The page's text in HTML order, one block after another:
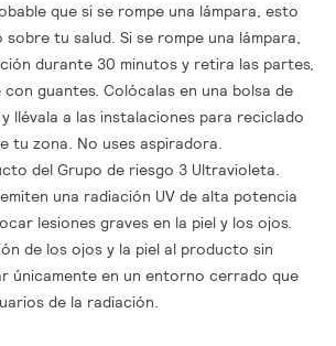
que si se rompe una lámpara, esto
tu salud. Si se rompe una lámpara,
durante 30 minutos y retira las partes,
guantes. Colócalas en una bolsa de
llévala a las instalaciones para reciclado
tu zona. No uses aspiradora.
del Grupo de riesgo 3 Ultravioleta.
una radiación UV de alta potencia
lesiones graves en la piel y los ojos.
de los ojos y la piel al producto sin
únicamente en un entorno cerrado que
de la radiación.